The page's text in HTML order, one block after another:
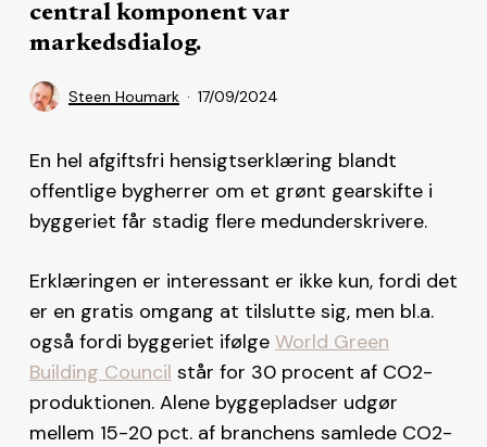
central komponent var
markedsdialog.
Steen Houmark 17/09/2024
En hel afgiftsfri hensigtserklæring blandt
offentlige bygherrer om et grønt gearskifte i
byggeriet får stadig flere medunderskrivere.
Erklæringen er interessant er ikke kun, fordi det
er en gratis omgang at tilslutte sig, men bl.a.
også fordi byggeriet ifølge World Green
Building Council står for 30 procent af CO2-
produktionen. Alene byggepladser udgør
mellem 15-20 pct. af branchens samlede CO2-